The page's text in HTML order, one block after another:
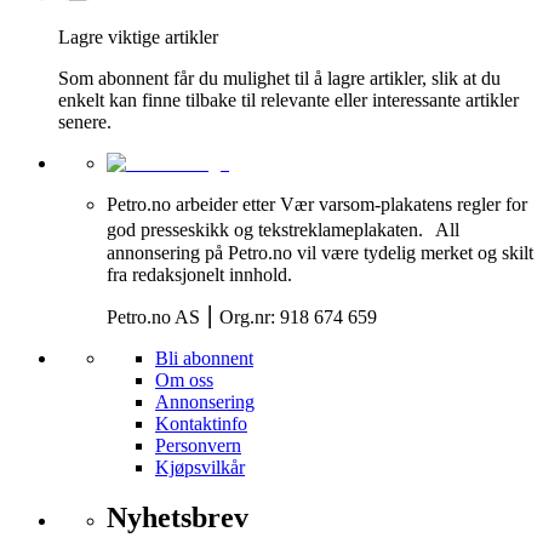
Lagre viktige artikler
Som abonnent får du mulighet til å lagre artikler, slik at du
enkelt kan finne tilbake til relevante eller interessante artikler
senere.
Petro.no arbeider etter Vær varsom-plakatens regler for
god presseskikk og tekstreklameplakaten. All
annonsering på Petro.no vil være tydelig merket og skilt
fra redaksjonelt innhold.
Petro.no AS ⎮ Org.nr: 918 674 659
Bli abonnent
Om oss
Annonsering
Kontaktinfo
Personvern
Kjøpsvilkår
Nyhetsbrev